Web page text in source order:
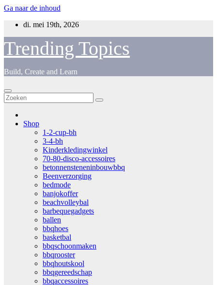
Ga naar de inhoud
di. mei 19th, 2026
Trending Topics
Build, Create and Learn
Shop
1-2-cup-bh
3-4-bh
Kinderkledingwinkel
70-80-disco-accessoires
betonnensteneninbouwbbq
Beenverzorging
bedmode
banjokoffer
beachvolleybal
barbequegadgets
ballen
bbqhoes
basketbal
bbqschoonmaken
bbqrooster
bbqhoutskool
bbqgereedschap
bbqaccessoires